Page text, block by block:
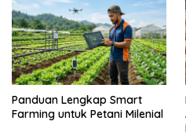
Panduan Lengkap Smart
Farming untuk Petani Milenial